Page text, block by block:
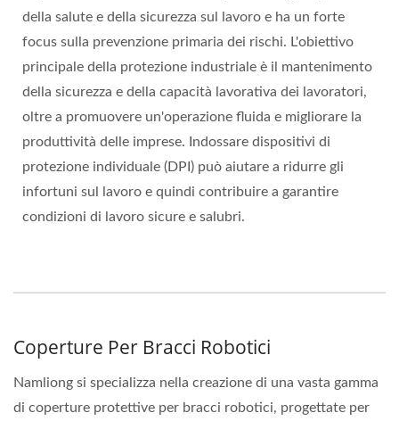
della salute e della sicurezza sul lavoro e ha un forte
focus sulla prevenzione primaria dei rischi. L'obiettivo
principale della protezione industriale è il mantenimento
della sicurezza e della capacità lavorativa dei lavoratori,
oltre a promuovere un'operazione fluida e migliorare la
produttività delle imprese. Indossare dispositivi di
protezione individuale (DPI) può aiutare a ridurre gli
infortuni sul lavoro e quindi contribuire a garantire
condizioni di lavoro sicure e salubri.
Coperture Per Bracci Robotici
Namliong si specializza nella creazione di una vasta gamma
di coperture protettive per bracci robotici, progettate per